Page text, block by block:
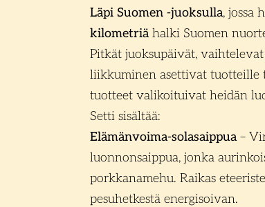
Läpi Suomen -juoksulla, jossa
kilometriähalki Suomen
Pitkät juoksupäivät,
liikkuminen asettivat tuotteille
tuotteet valikoituivat heidän
Setti sisältää:
Elämänvoima-solasaippua–
luonnonsaippua, jonka
porkkanamehu. Raikas
pesuhetkestä energisoivan.